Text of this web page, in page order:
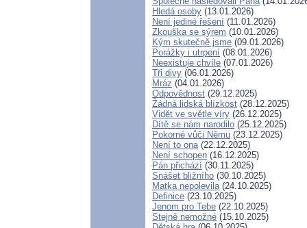
Hledá osoby (13.01.2026)
Není jediné řešení (11.01.2026)
Zkouška se sýrem (10.01.2026)
Kým skutečně jsme (09.01.2026)
Porážky i utrpení (08.01.2026)
Neexistuje chvíle (07.01.2026)
Tři divy (06.01.2026)
Mráz (04.01.2026)
Odpovědnost (29.12.2025)
Žádná lidská blízkost (28.12.2025)
Vidět ve světle víry (26.12.2025)
Dítě se nám narodilo (25.12.2025)
Pokorné vůči Němu (23.12.2025)
Není to ona(22.12.2025)
Není schopen (16.12.2025)
Pán přichází (30.11.2025)
Snášet bližního (30.10.2025)
Matka nepolevila(24.10.2025)
Definice (23.10.2025)
Jenom pro Tebe (22.10.2025)
Stejně nemožné (15.10.2025)